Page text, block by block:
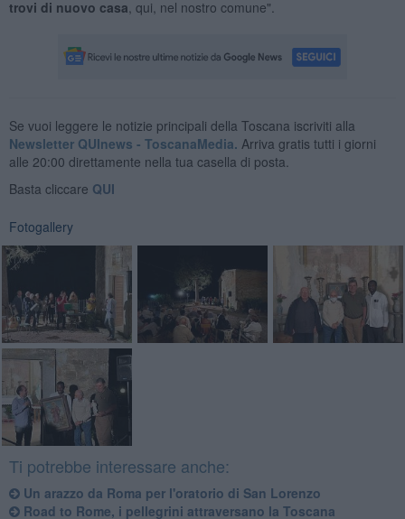
trovi di nuovo casa , qui, nel nostro comune".
Se vuoi leggere le notizie principali della Toscana iscriviti alla
Newsletter QUInews - ToscanaMedia. Arriva gratis tutti i giorni
alle 20:00 direttamente nella tua casella di posta.
Basta cliccare QUI
Fotogallery
Ti potrebbe interessare anche:
Un arazzo da Roma per l'oratorio di San Lorenzo
Road to Rome, i pellegrini attraversano la Toscana